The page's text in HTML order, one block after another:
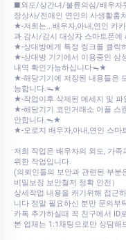
■외도/상간녀/불륜의심/배우자
장상사/전애인 연인의 사생활훔
★-저희는...배우자,아내,연인 카
과 감시/감시 대상자 스마트폰
★-상대방에게 특정 링크를 클릭
★-상대방 기기에서 이용중인 삼
내역 확인가능하십니다ᯓ★
★-해당기기에 저장된 내용들은
능합니다.ᯓ★
★-작업이후 삭제된 메세지 및
★-해당기기 코인거래소 어플 스
안합니다.ᯓ★
★-오로지 배우자,아내,연인 스
저희 작업은 배우자의 외도, 가
위한 작업입니다.
(의뢰인들의 보안과 관련된 부분
비밀보장 보안철저 정확 안전）
상세작업 내용을 캐기위해 접근
니다 정말 필요하신 분만 문의부
카톡 추가하실때 꼭 친구에서 ID
본 업체는 1:1채팅으로만 상담